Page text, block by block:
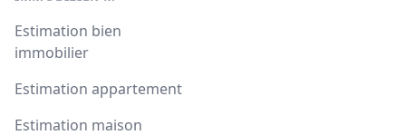
Estimation bien
immobilier
Estimation appartement
Estimation maison